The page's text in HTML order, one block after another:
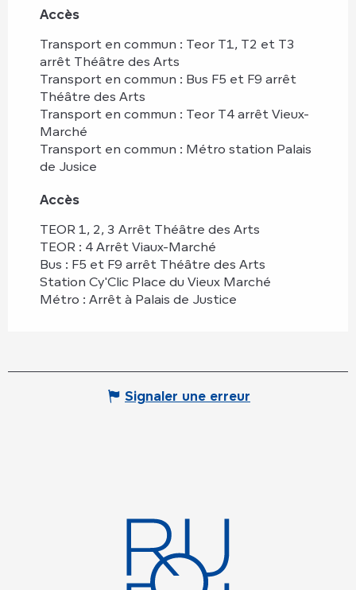
Accès
Accès
Transport en commun : Teor T1, T2 et T3
arrêt Théâtre des Arts
Transport en commun : Bus F5 et F9 arrêt
Théâtre des Arts
Transport en commun : Teor T4 arrêt Vieux-
Marché
Transport en commun : Métro station Palais
de Jusice
Accès
Accès
TEOR 1, 2, 3 Arrêt Théâtre des Arts
TEOR : 4 Arrêt Viaux-Marché
Bus : F5 et F9 arrêt Théâtre des Arts
Station Cy'Clic Place du Vieux Marché
Métro : Arrêt à Palais de Justice
Signaler une erreur